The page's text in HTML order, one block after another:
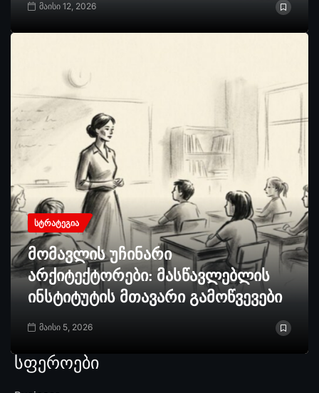
მაისი 12, 2026
ᲡᲢᲠᲐᲢᲔᲒᲘᲐ
მომავლის უჩინარი
არქიტექტორები: მასწავლებლის
ინსტიტუტის მთავარი გამოწვევები
მაისი 5, 2026
სფეროები